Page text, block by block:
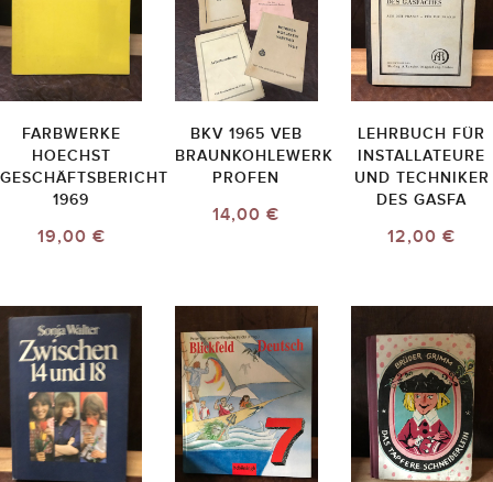
FARBWERKE
HOECHST
GESCHÄFTSBERICHT
1969
19,00 €
BKV 1965 VEB
BRAUNKOHLEWERK
PROFEN
14,00 €
LEHRBUCH FÜR
INSTALLATEURE
UND TECHNIKER
DES GASFA
12,00 €